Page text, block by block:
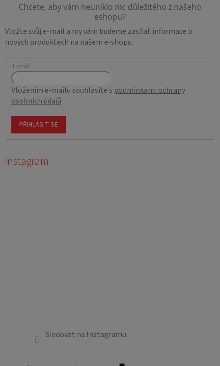
Vložte svůj e-mail a my vám budeme zasílat informace o
nových produktech na našem e-shopu.
E-mail
Vložením e-mailu souhlasíte s podmínkami ochrany
osobních údajů
PŘIHLÁSIT SE
Instagram
Sledovat na Instagramu